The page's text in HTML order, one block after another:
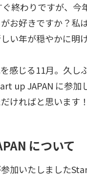
終わりですが、
お好きですか？私
い年が穏やかに明
感じる11月。久し
up JAPAN に参
ければと思います！
について
加いたしました